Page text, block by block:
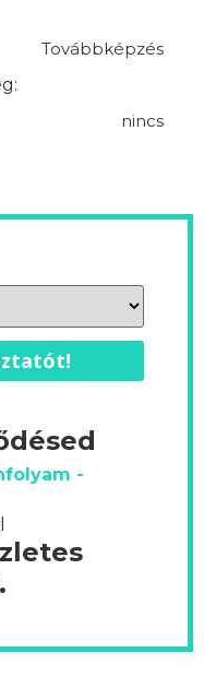
Továbbképzés
nincs
-